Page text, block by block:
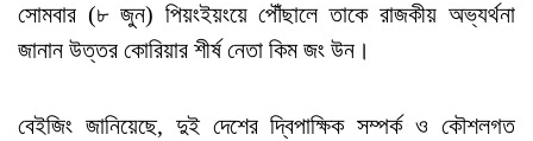
সোমবার (৮ জুন) পিয়ংইয়ংয়ে পৌঁছালে তাকে রাজকীয় অভ্যর্থনা
জানান উত্তর কোরিয়ার শীর্ষ নেতা কিম জং উন।
বেইজিং জানিয়েছে, দুই দেশের দ্বিপাক্ষিক সম্পর্ক ও কৌশলগত